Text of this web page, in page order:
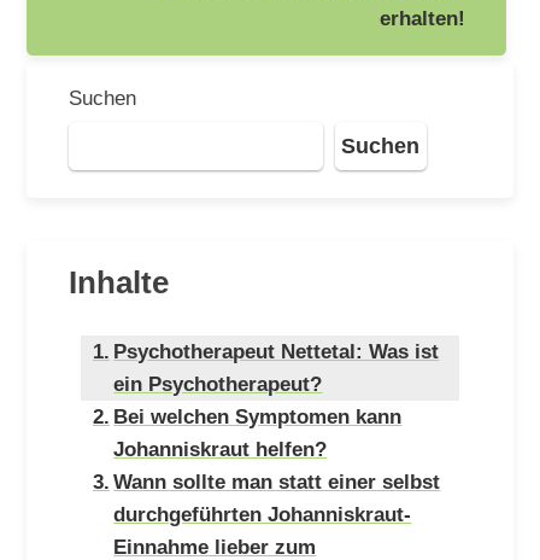
erhalten!
Suchen
Suchen
Inhalte
Psychotherapeut Nettetal: Was ist
ein Psychotherapeut?
Bei welchen Symptomen kann
Johanniskraut helfen?
Wann sollte man statt einer selbst
durchgeführten Johanniskraut-
Einnahme lieber zum